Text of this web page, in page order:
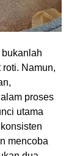
Namun,
proses
utama
mencoba